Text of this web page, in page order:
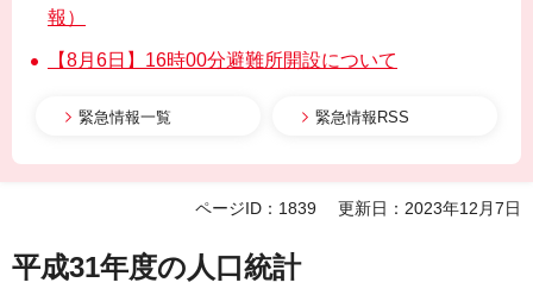
報）
【8月6日】16時00分避難所開設について
緊急情報一覧 緊急情報RSS
ページID：1839 更新日：2023年12月7日
平成31年度の人口統計